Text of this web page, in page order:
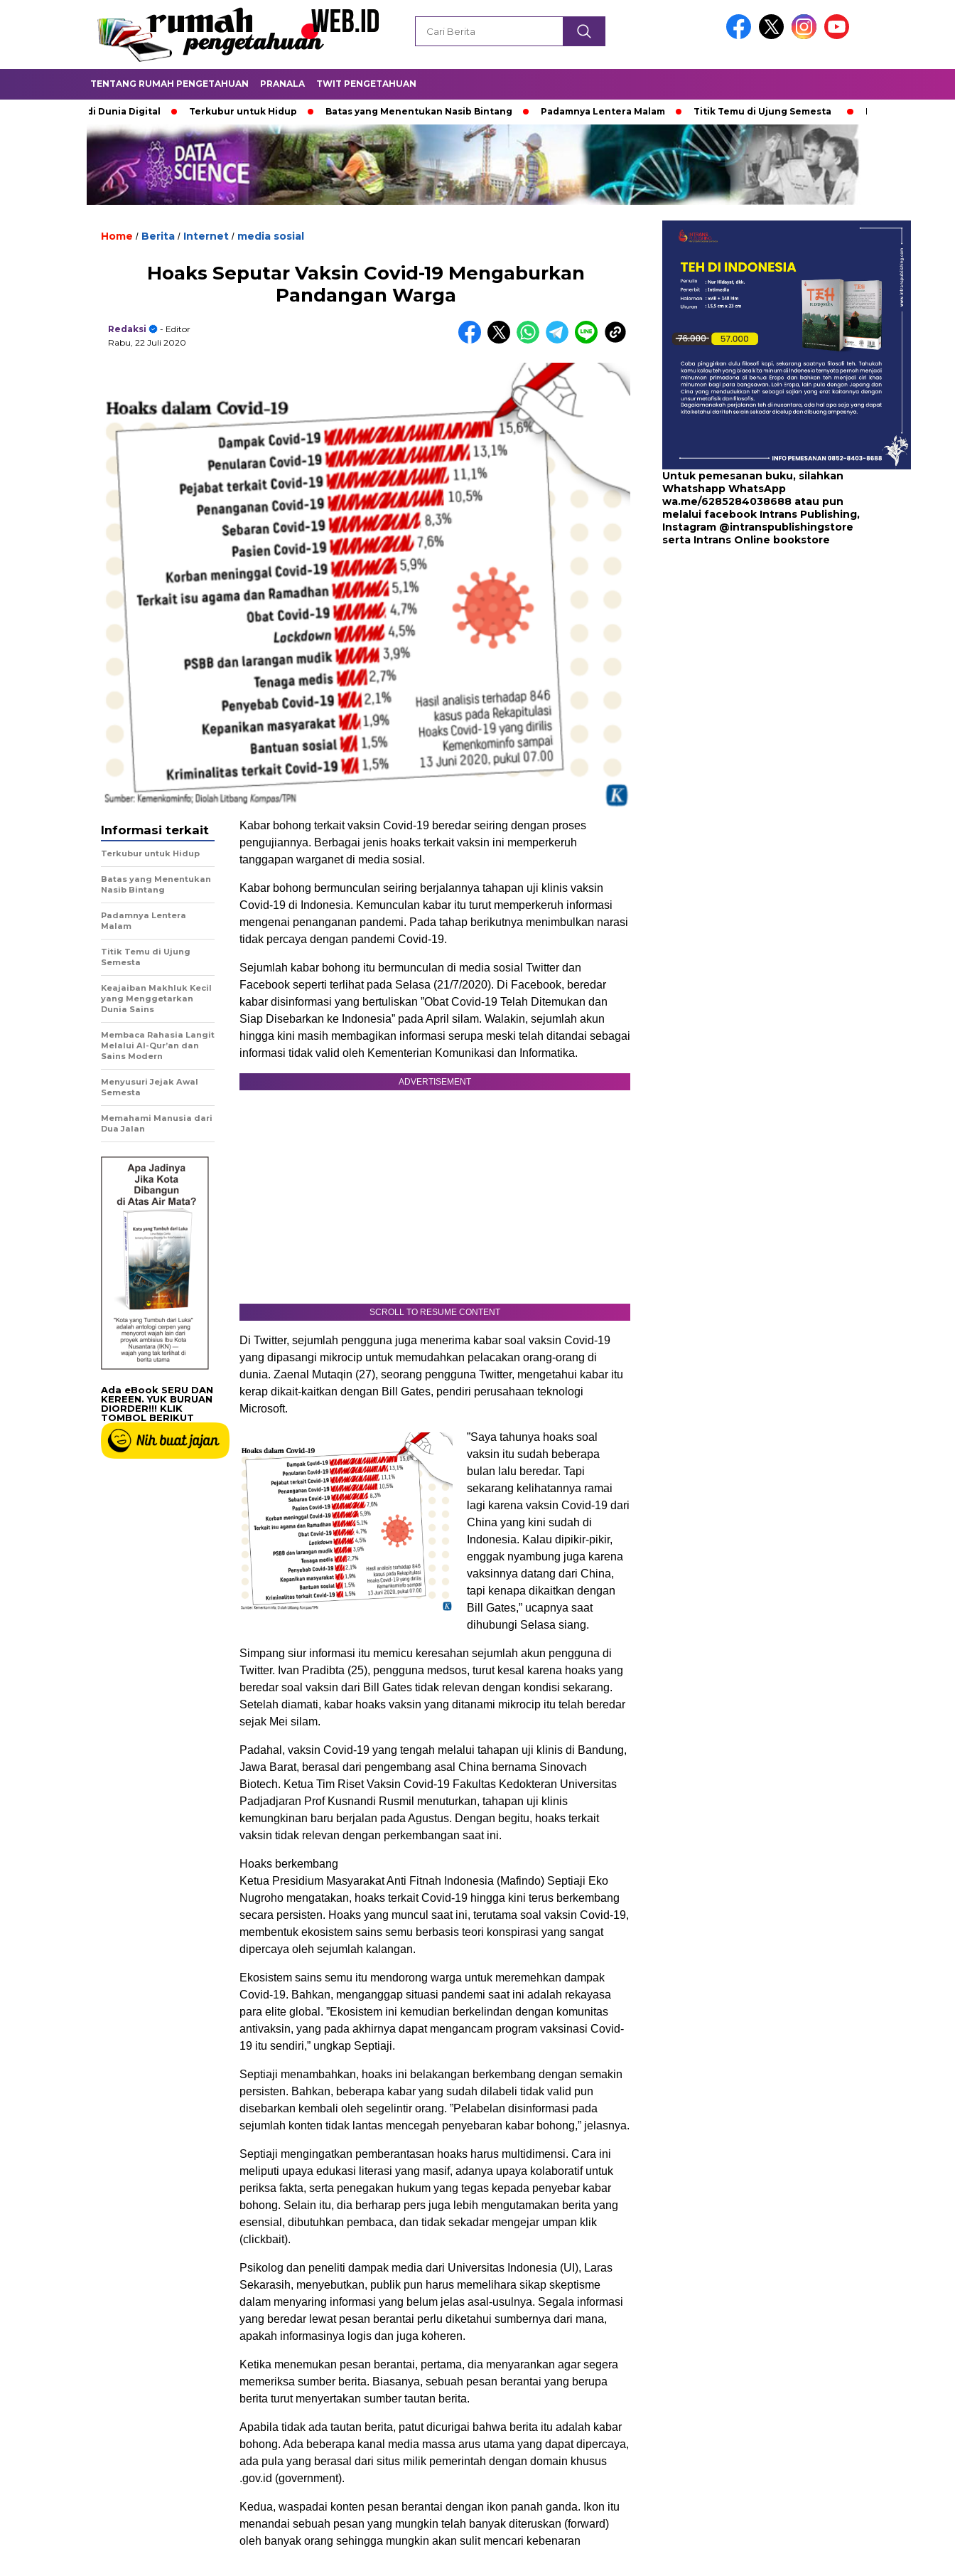
TENTANG RUMAH PENGETAHUAN PRANALA TWIT PENGETAHUAN
di Dunia Digital Terkubur untuk Hidup Batas yang Menentukan Nasib Bintang Padamnya Lentera Malam Titik Temu di Ujung Semesta Ketika Ijazah Analog
Home / Berita / Internet / media sosial
Hoaks Seputar Vaksin Covid-19 Mengaburkan
Pandangan Warga
Redaksi
- Editor
Rabu, 22 Juli 2020
Kabar bohong terkait vaksin Covid-19 beredar seiring dengan proses
pengujiannya. Berbagai jenis hoaks terkait vaksin ini memperkeruh
tanggapan warganet di media sosial.
Kabar bohong bermunculan seiring berjalannya tahapan uji klinis vaksin
Covid-19 di Indonesia. Kemunculan kabar itu turut memperkeruh informasi
mengenai penanganan pandemi. Pada tahap berikutnya menimbulkan narasi
tidak percaya dengan pandemi Covid-19.
Sejumlah kabar bohong itu bermunculan di media sosial Twitter dan
Facebook seperti terlihat pada Selasa (21/7/2020). Di Facebook, beredar
kabar disinformasi yang bertuliskan ”Obat Covid-19 Telah Ditemukan dan
Siap Disebarkan ke Indonesia” pada April silam. Walakin, sejumlah akun
hingga kini masih membagikan informasi serupa meski telah ditandai sebagai
informasi tidak valid oleh Kementerian Komunikasi dan Informatika.
ADVERTISEMENT
SCROLL TO RESUME CONTENT
Di Twitter, sejumlah pengguna juga menerima kabar soal vaksin Covid-19
yang dipasangi mikrocip untuk memudahkan pelacakan orang-orang di
dunia. Zaenal Mutaqin (27), seorang pengguna Twitter, mengetahui kabar itu
kerap dikait-kaitkan dengan Bill Gates, pendiri perusahaan teknologi
Microsoft.
”Saya tahunya hoaks soal
vaksin itu sudah beberapa
bulan lalu beredar. Tapi
sekarang kelihatannya ramai
lagi karena vaksin Covid-19 dari
China yang kini sudah di
Indonesia. Kalau dipikir-pikir,
enggak nyambung juga karena
vaksinnya datang dari China,
tapi kenapa dikaitkan dengan
Bill Gates,” ucapnya saat
dihubungi Selasa siang.
Simpang siur informasi itu memicu keresahan sejumlah akun pengguna di
Twitter. Ivan Pradibta (25), pengguna medsos, turut kesal karena hoaks yang
beredar soal vaksin dari Bill Gates tidak relevan dengan kondisi sekarang.
Setelah diamati, kabar hoaks vaksin yang ditanami mikrocip itu telah beredar
sejak Mei silam.
Padahal, vaksin Covid-19 yang tengah melalui tahapan uji klinis di Bandung,
Jawa Barat, berasal dari pengembang asal China bernama Sinovach
Biotech. Ketua Tim Riset Vaksin Covid-19 Fakultas Kedokteran Universitas
Padjadjaran Prof Kusnandi Rusmil menuturkan, tahapan uji klinis
kemungkinan baru berjalan pada Agustus. Dengan begitu, hoaks terkait
vaksin tidak relevan dengan perkembangan saat ini.
Hoaks berkembang
Ketua Presidium Masyarakat Anti Fitnah Indonesia (Mafindo) Septiaji Eko
Nugroho mengatakan, hoaks terkait Covid-19 hingga kini terus berkembang
secara persisten. Hoaks yang muncul saat ini, terutama soal vaksin Covid-19,
membentuk ekosistem sains semu berbasis teori konspirasi yang sangat
dipercaya oleh sejumlah kalangan.
Ekosistem sains semu itu mendorong warga untuk meremehkan dampak
Covid-19. Bahkan, menganggap situasi pandemi saat ini adalah rekayasa
para elite global. ”Ekosistem ini kemudian berkelindan dengan komunitas
antivaksin, yang pada akhirnya dapat mengancam program vaksinasi Covid-
19 itu sendiri,” ungkap Septiaji.
Septiaji menambahkan, hoaks ini belakangan berkembang dengan semakin
persisten. Bahkan, beberapa kabar yang sudah dilabeli tidak valid pun
disebarkan kembali oleh segelintir orang. ”Pelabelan disinformasi pada
sejumlah konten tidak lantas mencegah penyebaran kabar bohong,” jelasnya.
Septiaji mengingatkan pemberantasan hoaks harus multidimensi. Cara ini
meliputi upaya edukasi literasi yang masif, adanya upaya kolaboratif untuk
periksa fakta, serta penegakan hukum yang tegas kepada penyebar kabar
bohong. Selain itu, dia berharap pers juga lebih mengutamakan berita yang
esensial, dibutuhkan pembaca, dan tidak sekadar mengejar umpan klik
(clickbait).
Psikolog dan peneliti dampak media dari Universitas Indonesia (UI), Laras
Sekarasih, menyebutkan, publik pun harus memelihara sikap skeptisme
dalam menyaring informasi yang belum jelas asal-usulnya. Segala informasi
yang beredar lewat pesan berantai perlu diketahui sumbernya dari mana,
apakah informasinya logis dan juga koheren.
Ketika menemukan pesan berantai, pertama, dia menyarankan agar segera
memeriksa sumber berita. Biasanya, sebuah pesan berantai yang berupa
berita turut menyertakan sumber tautan berita.
Apabila tidak ada tautan berita, patut dicurigai bahwa berita itu adalah kabar
bohong. Ada beberapa kanal media massa arus utama yang dapat dipercaya,
ada pula yang berasal dari situs milik pemerintah dengan domain khusus
.gov.id (government).
Kedua, waspadai konten pesan berantai dengan ikon panah ganda. Ikon itu
menandai sebuah pesan yang mungkin telah banyak diteruskan (forward)
oleh banyak orang sehingga mungkin akan sulit mencari kebenaran
Informasi terkait
Terkubur untuk Hidup
Batas yang Menentukan
Nasib Bintang
Padamnya Lentera
Malam
Titik Temu di Ujung
Semesta
Keajaiban Makhluk Kecil
yang Menggetarkan
Dunia Sains
Membaca Rahasia Langit
Melalui Al-Qur’an dan
Sains Modern
Menyusuri Jejak Awal
Semesta
Memahami Manusia dari
Dua Jalan
Ada eBook SERU DAN
KEREEN. YUK BURUAN
DIORDER!!! KLIK
TOMBOL BERIKUT
Untuk pemesanan buku, silahkan
Whatshapp WhatsApp
wa.me/6285284038688 atau pun
melalui facebook Intrans Publishing,
Instagram @intranspublishingstore
serta Intrans Online bookstore